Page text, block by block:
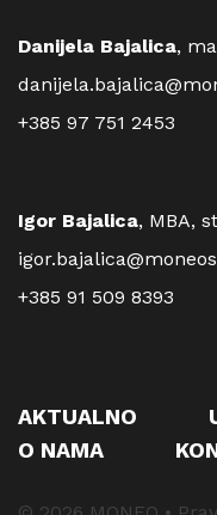
Danijela Bajalica,
+385 97 751 2453
Igor Bajalica, MBA,
+385 91 509 8393
AKTUALNO
O NAMA